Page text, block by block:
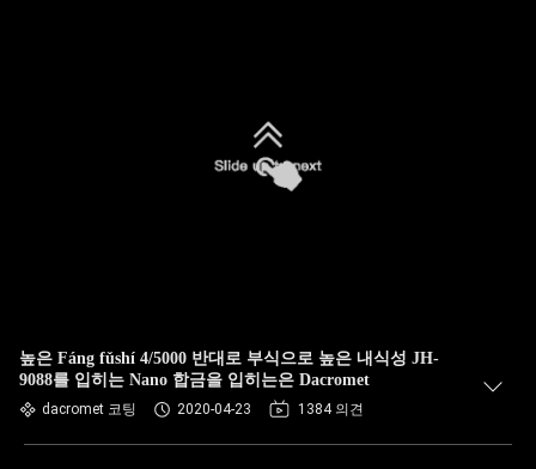
높은 Fáng fǔshí 4/5000 반대로 부식으로 높은 내식성 JH-
9088를 입히는 Nano 합금을 입히는은 Dacromet
dacromet 코팅 2020-04-23 1384 의견